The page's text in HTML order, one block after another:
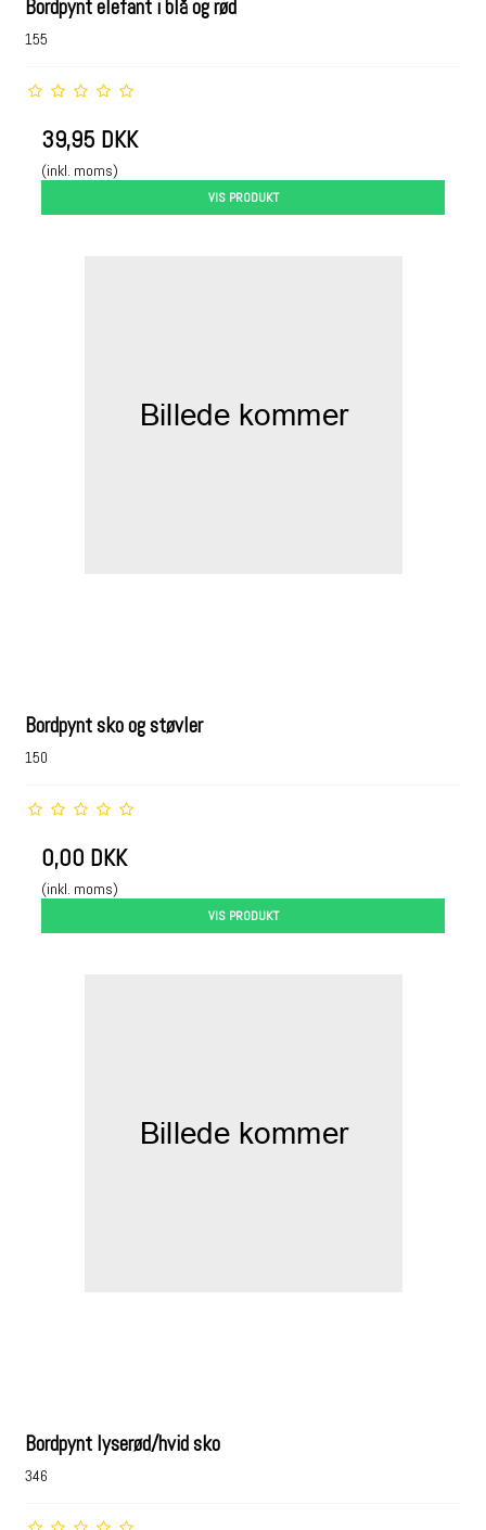
Bordpynt elefant i blå og rød
155
39,95 DKK
(inkl. moms)
VIS PRODUKT
Bordpynt sko og støvler
150
0,00 DKK
(inkl. moms)
VIS PRODUKT
Bordpynt lyserød/hvid sko
346